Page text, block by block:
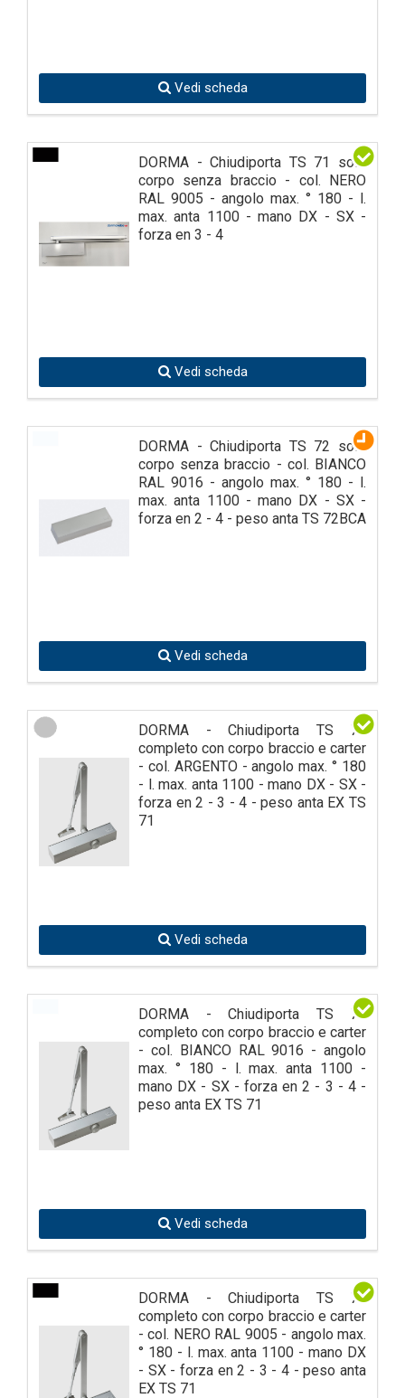
Vedi scheda
DORMA - Chiudiporta TS 71 solo
corpo senza braccio - col. NERO
RAL 9005 - angolo max. ° 180 - l.
max. anta 1100 - mano DX - SX -
forza en 3 - 4
Vedi scheda
DORMA - Chiudiporta TS 72 solo
corpo senza braccio - col. BIANCO
RAL 9016 - angolo max. ° 180 - l.
max. anta 1100 - mano DX - SX -
forza en 2 - 4 - peso anta TS 72BCA
Vedi scheda
DORMA - Chiudiporta TS 79
completo con corpo braccio e carter
- col. ARGENTO - angolo max. ° 180
- l. max. anta 1100 - mano DX - SX -
forza en 2 - 3 - 4 - peso anta EX TS
71
Vedi scheda
DORMA - Chiudiporta TS 79
completo con corpo braccio e carter
- col. BIANCO RAL 9016 - angolo
max. ° 180 - l. max. anta 1100 -
mano DX - SX - forza en 2 - 3 - 4 -
peso anta EX TS 71
Vedi scheda
DORMA - Chiudiporta TS 79
completo con corpo braccio e carter
- col. NERO RAL 9005 - angolo max.
° 180 - l. max. anta 1100 - mano DX
- SX - forza en 2 - 3 - 4 - peso anta
EX TS 71